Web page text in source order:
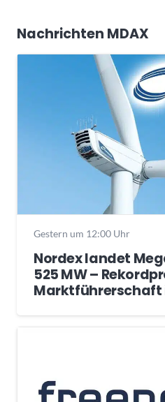
Nachrichten MDAX
Gestern um 12:00 Uhr
Nordex landet
525 MW –
Marktführerschaft